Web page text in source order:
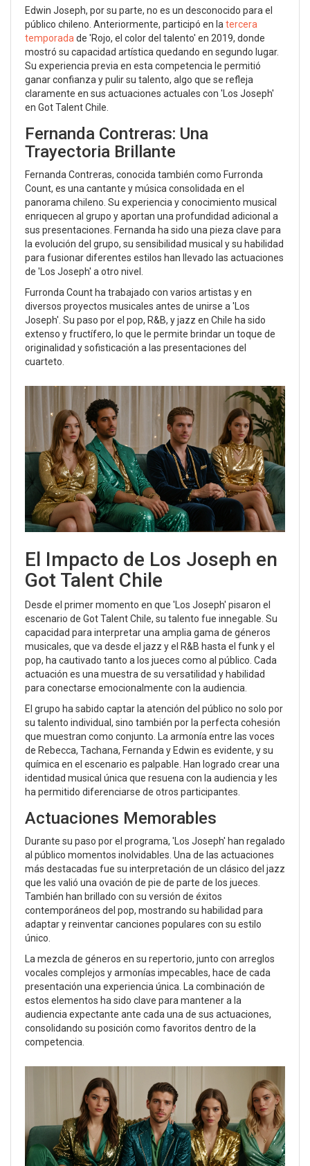
Edwin Joseph, por su parte, no es un desconocido para el
público chileno. Anteriormente, participó en la tercera
temporada de 'Rojo, el color del talento' en 2019, donde
mostró su capacidad artística quedando en segundo lugar.
Su experiencia previa en esta competencia le permitió
ganar confianza y pulir su talento, algo que se refleja
claramente en sus actuaciones actuales con 'Los Joseph'
en Got Talent Chile.
Fernanda Contreras: Una
Trayectoria Brillante
Fernanda Contreras, conocida también como Furronda
Count, es una cantante y música consolidada en el
panorama chileno. Su experiencia y conocimiento musical
enriquecen al grupo y aportan una profundidad adicional a
sus presentaciones. Fernanda ha sido una pieza clave para
la evolución del grupo, su sensibilidad musical y su habilidad
para fusionar diferentes estilos han llevado las actuaciones
de 'Los Joseph' a otro nivel.
Furronda Count ha trabajado con varios artistas y en
diversos proyectos musicales antes de unirse a 'Los
Joseph'. Su paso por el pop, R&B, y jazz en Chile ha sido
extenso y fructífero, lo que le permite brindar un toque de
originalidad y sofisticación a las presentaciones del
cuarteto.
El Impacto de Los Joseph en
Got Talent Chile
Desde el primer momento en que 'Los Joseph' pisaron el
escenario de Got Talent Chile, su talento fue innegable. Su
capacidad para interpretar una amplia gama de géneros
musicales, que va desde el jazz y el R&B hasta el funk y el
pop, ha cautivado tanto a los jueces como al público. Cada
actuación es una muestra de su versatilidad y habilidad
para conectarse emocionalmente con la audiencia.
El grupo ha sabido captar la atención del público no solo por
su talento individual, sino también por la perfecta cohesión
que muestran como conjunto. La armonía entre las voces
de Rebecca, Tachana, Fernanda y Edwin es evidente, y su
química en el escenario es palpable. Han logrado crear una
identidad musical única que resuena con la audiencia y les
ha permitido diferenciarse de otros participantes.
Actuaciones Memorables
Durante su paso por el programa, 'Los Joseph' han regalado
al público momentos inolvidables. Una de las actuaciones
más destacadas fue su interpretación de un clásico del jazz
que les valió una ovación de pie de parte de los jueces.
También han brillado con su versión de éxitos
contemporáneos del pop, mostrando su habilidad para
adaptar y reinventar canciones populares con su estilo
único.
La mezcla de géneros en su repertorio, junto con arreglos
vocales complejos y armonías impecables, hace de cada
presentación una experiencia única. La combinación de
estos elementos ha sido clave para mantener a la
audiencia expectante ante cada una de sus actuaciones,
consolidando su posición como favoritos dentro de la
competencia.